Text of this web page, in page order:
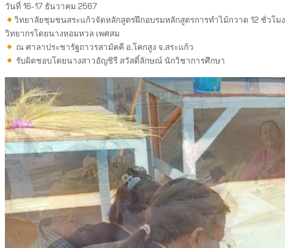
วันที่ 16-17 ธันวาคม 2567
วิทยาลัยชุมชนสระแก้วจัดหลักสูตรฝึกอบรมหลักสูตรการทำไม้กวาด 12 ชั่วโมง
วิทยากรโดยนางหอมหวล เพศสม
ณ ศาลาประชารัฐถาวรสามัคคี อ.โคกสูง จ.สระแก้ว
รับผิดชอบโดยนางสาวอัญชิรี สวัสดิ์ลักษณ์ นักวิชาการศึกษา